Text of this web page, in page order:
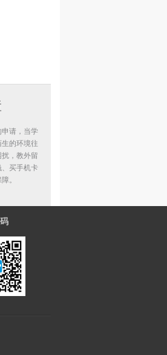
请，当学
的环境往
，教外留
买手机卡
。